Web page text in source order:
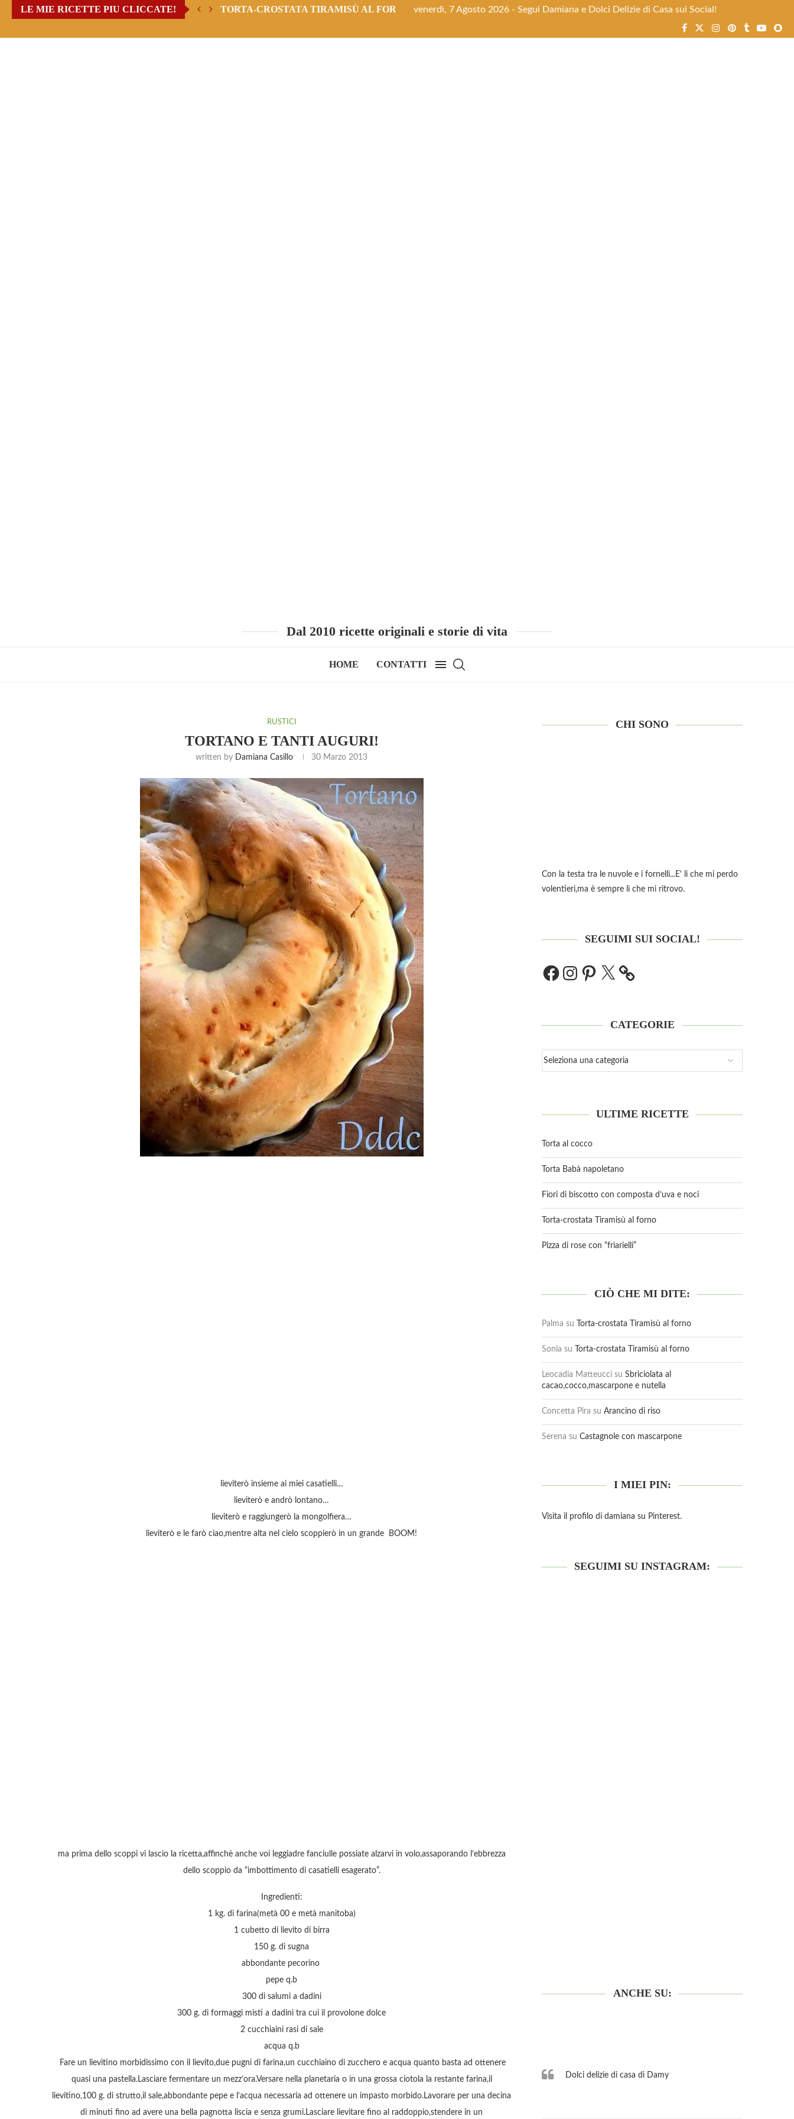
LE MIE RICETTE PIU CLICCATE! TORTA-CROSTATA TIRAMISÙ AL FORNO venerdì, 7 Agosto 2026 - Segui Damiana e Dolci Delizie di Casa sui Social!
Dal 2010 ricette originali e storie di vita
HOME CONTATTI
RUSTICI
TORTANO E TANTI AUGURI!
written by Damiana Casillo 30 Marzo 2013
lieviterò insieme ai miei casatielli…
lieviterò e andrò lontano…
lieviterò e raggiungerò la mongolfiera…
lieviterò e le farò ciao,mentre alta nel cielo scoppierò in un grande BOOM!
ma prima dello scoppi vi lascio la ricetta,affinchè anche voi leggiadre fanciulle possiate alzarvi in volo,assaporando l’ebbrezza
dello scoppio da “imbottimento di casatielli esagerato”.
Ingredienti:
1 kg. di farina(metà 00 e metà manitoba)
1 cubetto di lievito di birra
150 g. di sugna
abbondante pecorino
pepe q.b
300 di salumi a dadini
300 g. di formaggi misti a dadini tra cui il provolone dolce
2 cucchiaini rasi di sale
acqua q.b
Fare un lievitino morbidissimo con il lievito,due pugni di farina,un cucchiaino di zucchero e acqua quanto basta ad ottenere
quasi una pastella.Lasciare fermentare un mezz’ora.Versare nella planetaria o in una grossa ciotola la restante farina,il
lievitino,100 g. di strutto,il sale,abbondante pepe e l’acqua necessaria ad ottenere un impasto morbido.Lavorare per una decina
di minuti fino ad avere una bella pagnotta liscia e senza grumi.Lasciare lievitare fino al raddoppio,stendere in un
CHI SONO
Con la testa tra le nuvole e i fornelli...E' li che mi perdo
volentieri,ma è sempre lì che mi ritrovo.
SEGUIMI SUI SOCIAL!
CATEGORIE
ULTIME RICETTE
Torta al cocco
Torta Babà napoletano
Fiori di biscotto con composta d’uva e noci
Torta-crostata Tiramisù al forno
Pizza di rose con “friarielli”
CIÒ CHE MI DITE:
Palma su Torta-crostata Tiramisù al forno
Sonia su Torta-crostata Tiramisù al forno
Leocadia Matteucci su Sbriciolata al
cacao,cocco,mascarpone e nutella
Concetta Pira su Arancino di riso
Serena su Castagnole con mascarpone
I MIEI PIN:
Visita il profilo di damiana su Pinterest.
SEGUIMI SU INSTAGRAM:
ANCHE SU:
Dolci delizie di casa di Damy